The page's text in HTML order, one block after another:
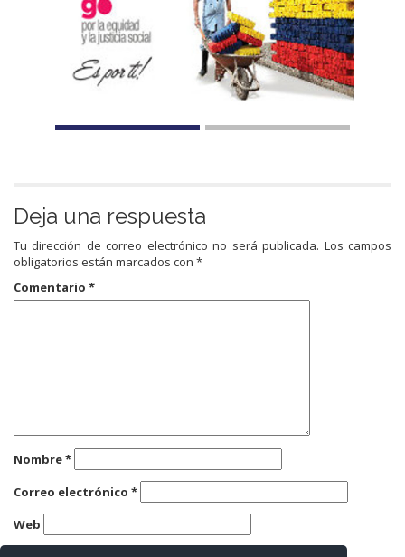
Deja una respuesta
Tu dirección de correo electrónico no será publicada. Los campos
obligatorios están marcados con *
Comentario *
Nombre*
Correo electrónico *
Web